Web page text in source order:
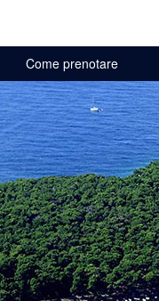
Come prenotare